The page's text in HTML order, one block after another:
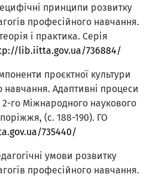
принципи розвитку
професійного навчання.
і практика. Серія
lib.iitta.gov.ua/736884/
проєктної культури
навчання. Адаптивні процеси
2-го Міжнародного наукового
(с. 188-190). ГО
735440/
умови розвитку
професійного навчання.